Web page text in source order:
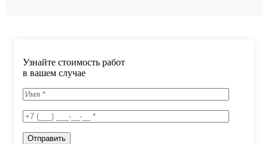
Узнайте стоимость работ
в вашем случае